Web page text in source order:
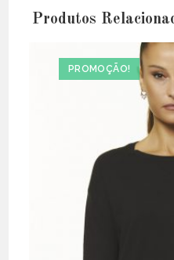
Produtos
PROMOÇÃO!